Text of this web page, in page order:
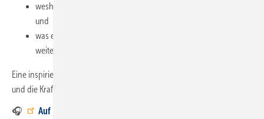
weshalb Teamarbeit und Respekt zentrale Erfolgsfaktoren sind
und
was es braucht, um das Handwerk nachhaltig
weiterzuentwickeln.
Eine inspirierende Folge über modernes Unternehmertum, klare Werte
und die Kraft guter Ideen im SHK-Handwerk.
🎧 Auf Podigee anhören